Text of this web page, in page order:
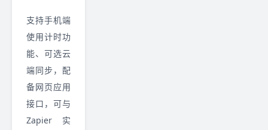
支持手机端
使用计时功
能、可选云
端同步，配
备网页应用
接口，可与
Zapier 实